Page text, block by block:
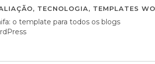
, TECNOLOGIA, TEMPLATES
o template para todos os blogs